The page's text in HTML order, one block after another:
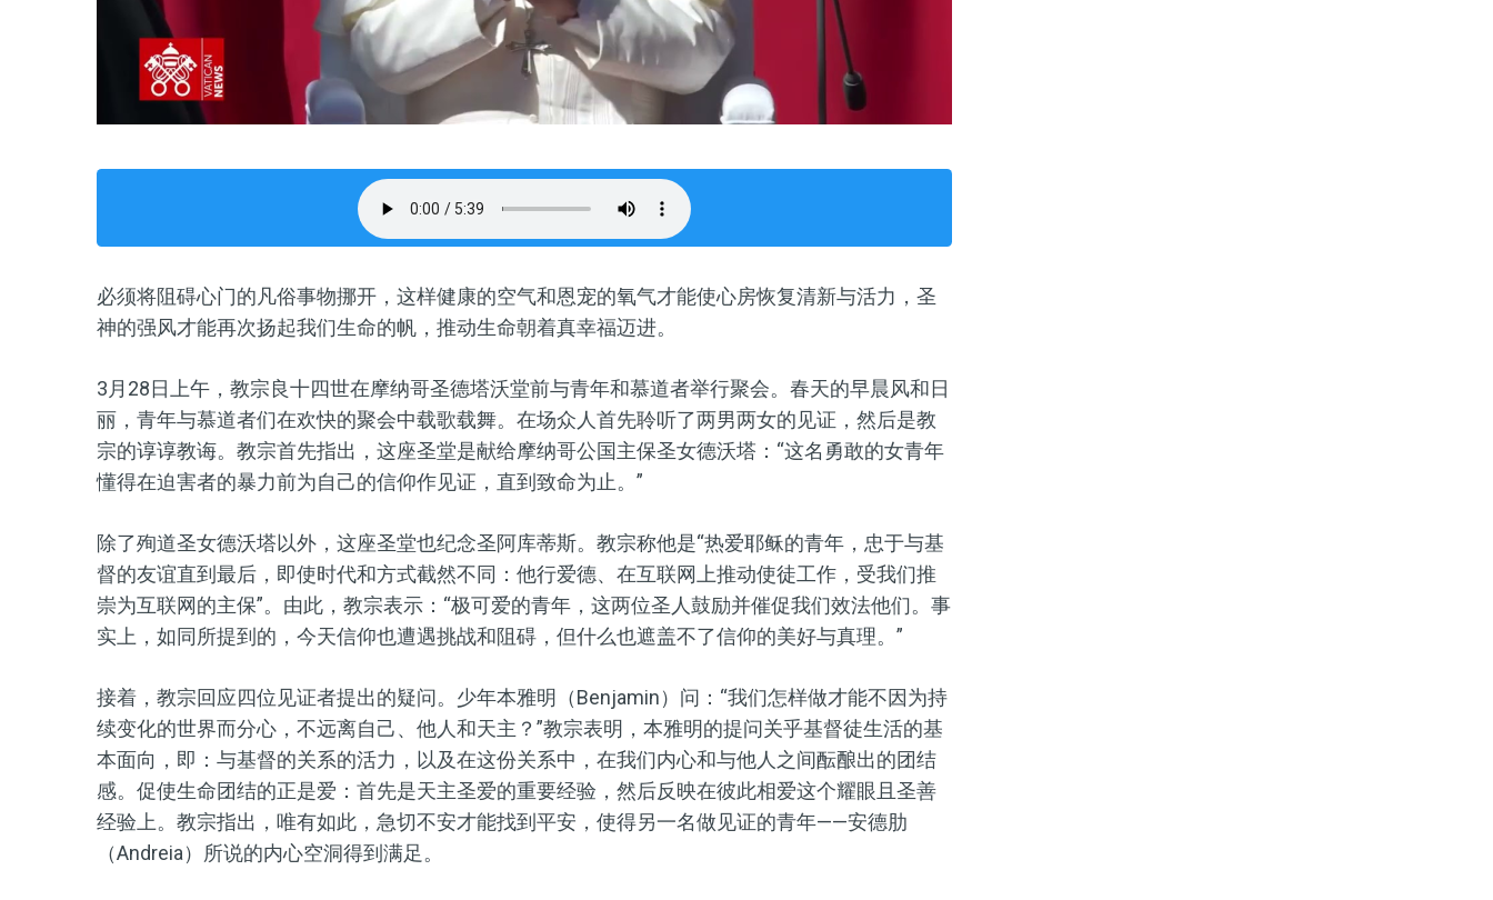
必须将阻碍心门的凡俗事物挪开，这样健康的空气和恩宠的氧气才能使心房恢复清新与活力，圣
神的强风才能再次扬起我们生命的帆，推动生命朝着真幸福迈进。
3月28日上午，教宗良十四世在摩纳哥圣德塔沃堂前与青年和慕道者举行聚会。春天的早晨风和日
丽，青年与慕道者们在欢快的聚会中载歌载舞。在场众人首先聆听了两男两女的见证，然后是教
宗的谆谆教诲。教宗首先指出，这座圣堂是献给摩纳哥公国主保圣女德沃塔：“这名勇敢的女青年
懂得在迫害者的暴力前为自己的信仰作见证，直到致命为止。”
除了殉道圣女德沃塔以外，这座圣堂也纪念圣阿库蒂斯。教宗称他是“热爱耶稣的青年，忠于与基
督的友谊直到最后，即使时代和方式截然不同：他行爱德、在互联网上推动使徒工作，受我们推
崇为互联网的主保”。由此，教宗表示：“极可爱的青年，这两位圣人鼓励并催促我们效法他们。事
实上，如同所提到的，今天信仰也遭遇挑战和阻碍，但什么也遮盖不了信仰的美好与真理。”
接着，教宗回应四位见证者提出的疑问。少年本雅明（Benjamin）问：“我们怎样做才能不因为持
续变化的世界而分心，不远离自己、他人和天主？”教宗表明，本雅明的提问关乎基督徒生活的基
本面向，即：与基督的关系的活力，以及在这份关系中，在我们内心和与他人之间酝酿出的团结
感。促使生命团结的正是爱：首先是天主圣爱的重要经验，然后反映在彼此相爱这个耀眼且圣善
经验上。教宗指出，唯有如此，急切不安才能找到平安，使得另一名做见证的青年——安德肋
（Andreia）所说的内心空洞得到满足。